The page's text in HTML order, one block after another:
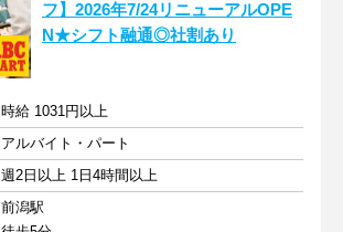
フ】2026年7/24リニューアルOPE
N★シフト融通◎社割あり
時給 1031円以上
アルバイト・パート
週2日以上 1日4時間以上
前潟駅